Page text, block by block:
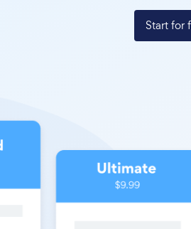
Start for